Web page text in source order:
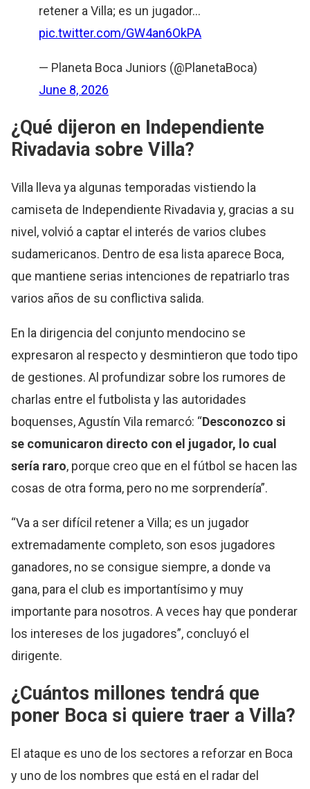
retener a Villa; es un jugador…
pic.twitter.com/GW4an6OkPA
— Planeta Boca Juniors (@PlanetaBoca)
June 8, 2026
¿Qué dijeron en Independiente
Rivadavia sobre Villa?
Villa lleva ya algunas temporadas vistiendo la
camiseta de Independiente Rivadavia y, gracias a su
nivel, volvió a captar el interés de varios clubes
sudamericanos. Dentro de esa lista aparece Boca,
que mantiene serias intenciones de repatriarlo tras
varios años de su conflictiva salida.
En la dirigencia del conjunto mendocino se
expresaron al respecto y desmintieron que todo tipo
de gestiones. Al profundizar sobre los rumores de
charlas entre el futbolista y las autoridades
boquenses, Agustín Vila remarcó: “Desconozco si
se comunicaron directo con el jugador, lo cual
sería raro, porque creo que en el fútbol se hacen las
cosas de otra forma, pero no me sorprendería”.
“Va a ser difícil retener a Villa; es un jugador
extremadamente completo, son esos jugadores
ganadores, no se consigue siempre, a donde va
gana, para el club es importantísimo y muy
importante para nosotros. A veces hay que ponderar
los intereses de los jugadores”, concluyó el
dirigente.
¿Cuántos millones tendrá que
poner Boca si quiere traer a Villa?
El ataque es uno de los sectores a reforzar en Boca
y uno de los nombres que está en el radar del